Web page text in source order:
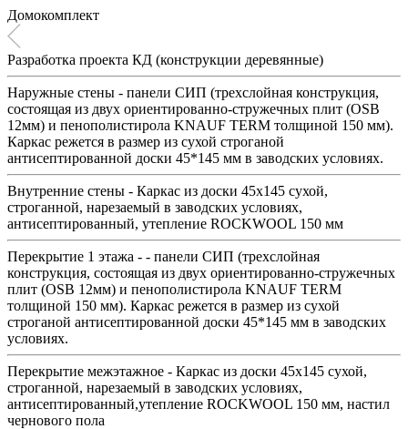
Домокомплект
Разработка проекта КД (конструкции деревянные)
Наружные стены - панели СИП (трехслойная конструкция,
состоящая из двух ориентированно-стружечных плит (OSB
12мм) и пенополистирола KNAUF TERM толщиной 150 мм).
Каркас режется в размер из сухой строганой
антисептированной доски 45*145 мм в заводских условиях.
Внутренние стены - Каркас из доски 45х145 сухой,
строганной, нарезаемый в заводских условиях,
антисептированный, утепление ROCKWOOL 150 мм
Перекрытие 1 этажа - - панели СИП (трехслойная
конструкция, состоящая из двух ориентированно-стружечных
плит (OSB 12мм) и пенополистирола KNAUF TERM
толщиной 150 мм). Каркас режется в размер из сухой
строганой антисептированной доски 45*145 мм в заводских
условиях.
Перекрытие межэтажное - Каркас из доски 45х145 сухой,
строганной, нарезаемый в заводских условиях,
антисептированный,утепление ROCKWOOL 150 мм, настил
чернового пола